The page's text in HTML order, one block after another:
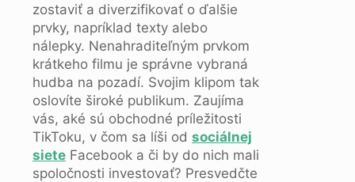
zostaviť a diverzifikovať o ďalšie
prvky, napríklad texty alebo
nálepky. Nenahraditeľným prvkom
krátkeho filmu je správne vybraná
hudba na pozadí. Svojim klipom tak
oslovíte široké publikum. Zaujíma
vás, aké sú obchodné príležitosti
TikToku, v čom sa líši od sociálnej
siete Facebook a či by do nich mali
spoločnosti investovať? Presvedčte